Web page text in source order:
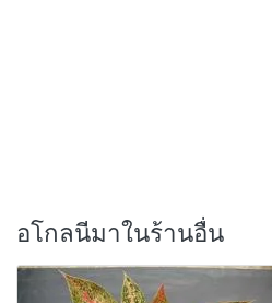
อโกลนีมาในร้านอื่น